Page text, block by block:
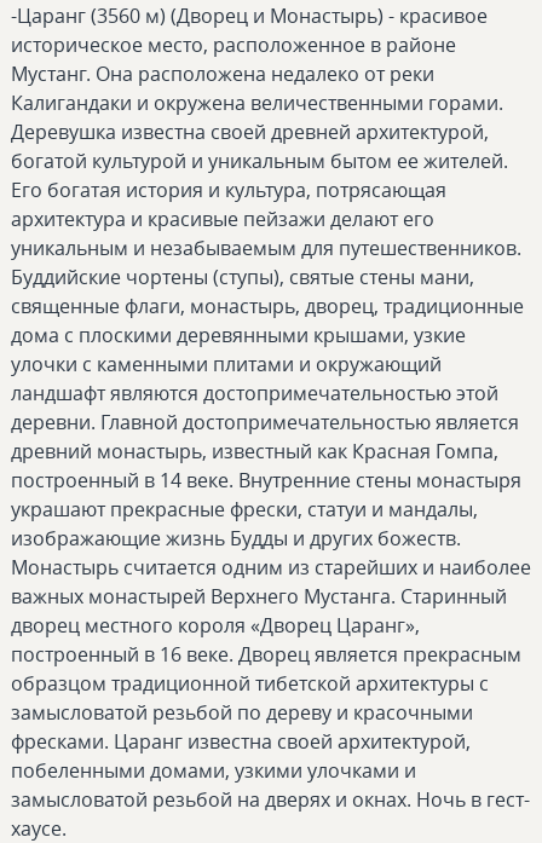
-Царанг (3560 м) (Дворец и Монастырь) - красивое
историческое место, расположенное в районе
Мустанг. Она расположена недалеко от реки
Калигандаки и окружена величественными горами.
Деревушка известна своей древней архитектурой,
богатой культурой и уникальным бытом ее жителей.
Его богатая история и культура, потрясающая
архитектура и красивые пейзажи делают его
уникальным и незабываемым для путешественников.
Буддийские чортены (ступы), святые стены мани,
священные флаги, монастырь, дворец, традиционные
дома с плоскими деревянными крышами, узкие
улочки с каменными плитами и окружающий
ландшафт являются достопримечательностью этой
деревни. Главной достопримечательностью является
древний монастырь, известный как Красная Гомпа,
построенный в 14 веке. Внутренние стены монастыря
украшают прекрасные фрески, статуи и мандалы,
изображающие жизнь Будды и других божеств.
Монастырь считается одним из старейших и наиболее
важных монастырей Верхнего Мустанга. Старинный
дворец местного короля «Дворец Царанг»,
построенный в 16 веке. Дворец является прекрасным
образцом традиционной тибетской архитектуры с
замысловатой резьбой по дереву и красочными
фресками. Царанг известна своей архитектурой,
побеленными домами, узкими улочками и
замысловатой резьбой на дверях и окнах. Ночь в гест-
хаусе.